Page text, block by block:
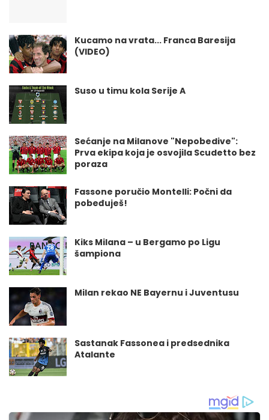
Kucamo na vrata... Franca Baresija
(VIDEO)
Suso u timu kola Serije A
Sećanje na Milanove "Nepobedive":
Prva ekipa koja je osvojila Scudetto bez
poraza
Fassone poručio Montelli: Počni da
pobeđuješ!
Kiks Milana – u Bergamo po Ligu
šampiona
Milan rekao NE Bayernu i Juventusu
Sastanak Fassonea i predsednika
Atalante